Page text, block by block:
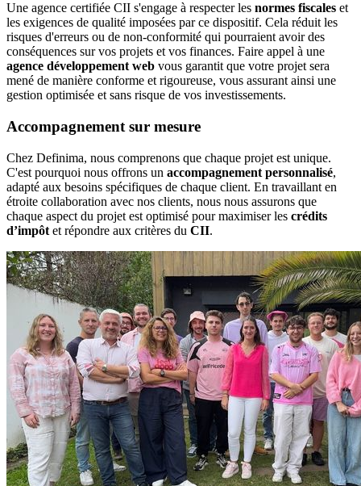
Une agence certifiée CII s'engage à respecter les normes fiscales et
les exigences de qualité imposées par ce dispositif. Cela réduit les
risques d'erreurs ou de non-conformité qui pourraient avoir des
conséquences sur vos projets et vos finances. Faire appel à une
agence développement web vous garantit que votre projet sera
mené de manière conforme et rigoureuse, vous assurant ainsi une
gestion optimisée et sans risque de vos investissements.
Accompagnement sur mesure
Chez Definima, nous comprenons que chaque projet est unique.
C'est pourquoi nous offrons un accompagnement personnalisé,
adapté aux besoins spécifiques de chaque client. En travaillant en
étroite collaboration avec nos clients, nous nous assurons que
chaque aspect du projet est optimisé pour maximiser les crédits
d’impôt et répondre aux critères du CII.